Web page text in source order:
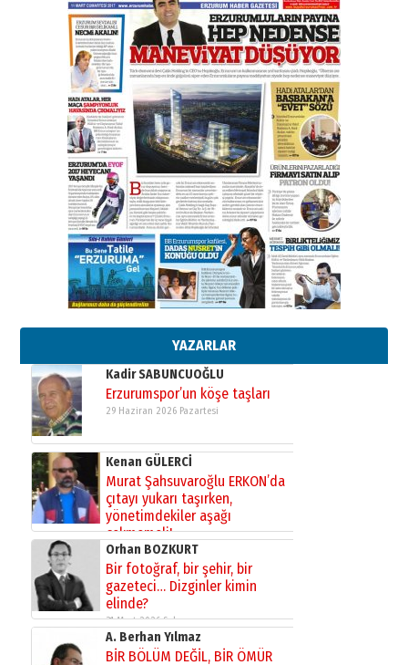
YAZARLAR
31 Mart 2026 Salı
A. Berhan Yılmaz
BİR BÖLÜM DEĞİL, BİR ÖMÜR
SEÇİYORSUNUZ… “NEDEN
ATATÜRK ÜNİVERSİTESİ?”
28 Temmuz 2026 Salı
Ahmet Gökhan YAZICI
Ahmed Yesevi’den bir Alperen…
”Reisimiz” idi… Hakka yürüdü.!
26 Mart 2026 Perşembe
Cem Bakırcı
Ardında bıraktığı hatıralarıyla
gönül adamı Faruk Terzioğlu!
13 Mayıs 2026 Çarşamba
Esat BİNDESEN
Başkan Sekmen’den Erzurum’a
02 Ağustos 2026 Pazar
Kadir SABUNCUOĞLU
Erzurumspor’un köşe taşları
29 Haziran 2026 Pazartesi
Kenan GÜLERCİ
Murat Şahsuvaroğlu ERKON’da
çıtayı yukarı taşırken,
yönetimdekiler aşağı
çekmemeli!
17 Şubat 2026 SalıOrhan BOZKURT
Bir fotoğraf, bir şehir, bir
gazeteci… Dizginler kimin
elinde?
31 Mart 2026 Salı
A. Berhan Yılmaz
BİR BÖLÜM DEĞİL, BİR ÖMÜR